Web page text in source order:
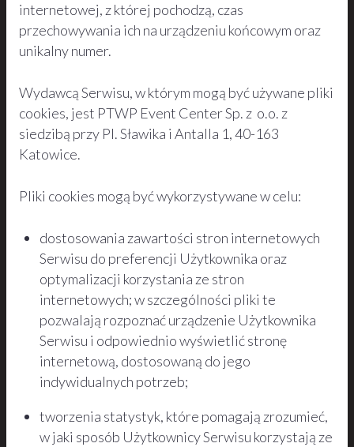
internetowej, z której pochodzą, czas
przechowywania ich na urządzeniu końcowym oraz
unikalny numer.
Wydawcą Serwisu, w którym mogą być używane pliki
cookies, jest PTWP Event Center Sp. z o.o. z
siedzibą przy Pl. Sławika i Antalla 1, 40-163
Katowice.
Pliki cookies mogą być wykorzystywane w celu:
dostosowania zawartości stron internetowych
Serwisu do preferencji Użytkownika oraz
optymalizacji korzystania ze stron
internetowych; w szczególności pliki te
pozwalają rozpoznać urządzenie Użytkownika
Serwisu i odpowiednio wyświetlić stronę
internetową, dostosowaną do jego
indywidualnych potrzeb;
tworzenia statystyk, które pomagają zrozumieć,
w jaki sposób Użytkownicy Serwisu korzystają ze